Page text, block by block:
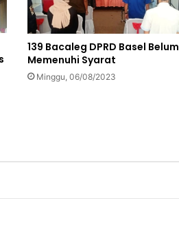
139 Bacaleg DPRD Basel Belum
Memenuhi Syarat
Minggu, 06/08/2023